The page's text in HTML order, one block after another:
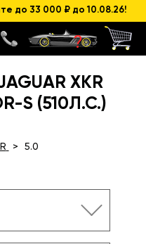
до 33 000 ₽ до 10.08.26!
XKR
S (510Л.С.)
5.0